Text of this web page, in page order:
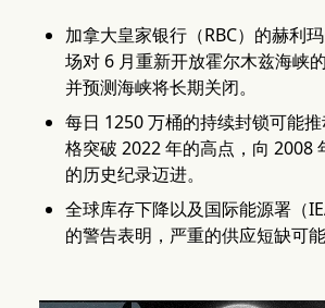
加拿大皇家银行（RBC）的赫利
场对 6 月重新开放霍尔木兹海峡的
并预测海峡将长期关闭。
每日 1250 万桶的持续封锁可能
格突破 2022 年的高点，向 2008
的历史纪录迈进。
全球库存下降以及国际能源署（
的警告表明，严重的供应短缺可能